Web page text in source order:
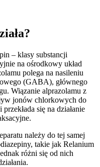
– klasy substancji
na ośrodkowy układ
polega na nasileniu
(GABA), głównego
Wiązanie alprazolamu z
jonów chlorkowych do
się na działanie
należy do tej samej
takie jak Relanium
różni się od nich